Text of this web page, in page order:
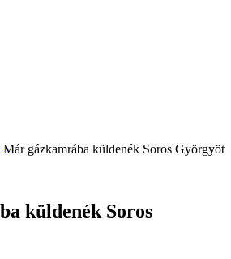
Már gázkamrába küldenék Soros Györgyöt
küldenék Soros